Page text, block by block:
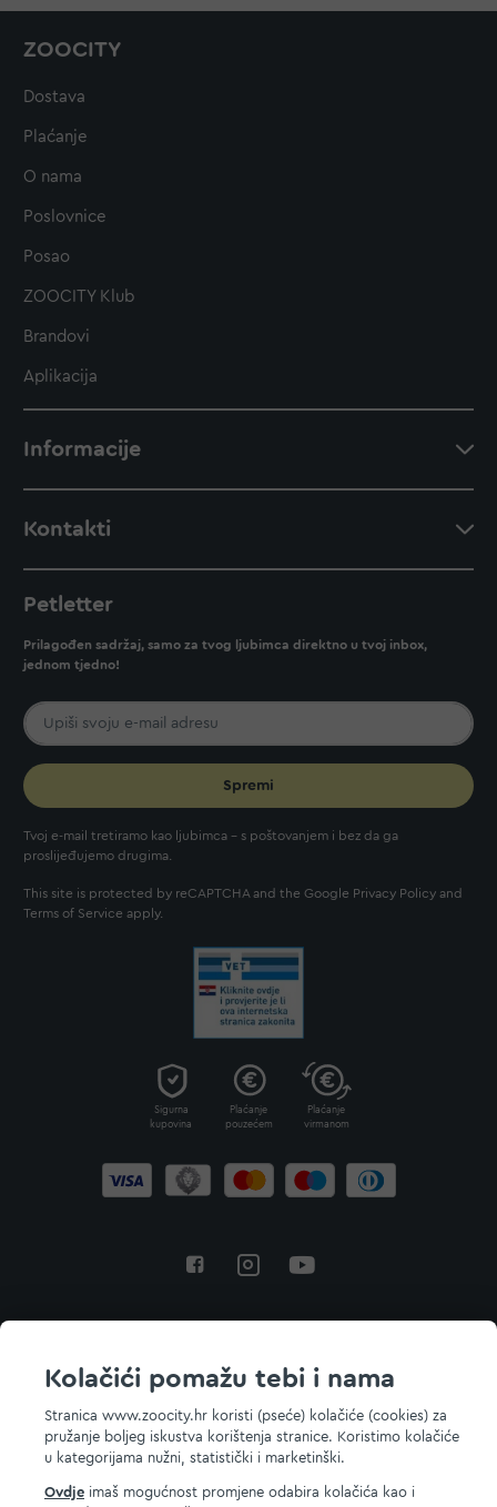
Kolačići pomažu tebi i nama
Stranica www.zoocity.hr koristi (pseće) kolačiće (cookies) za
pružanje boljeg iskustva korištenja stranice. Koristimo kolačiće
u kategorijama nužni, statistički i marketinški.
Ovdje imaš mogućnost promjene odabira kolačića kao i
ZOOCITY
Dostava
Plaćanje
O nama
Poslovnice
Posao
ZOOCITY Klub
Brandovi
Aplikacija
Informacije
Kontakti
Petletter
Prilagođen sadržaj, samo za tvog ljubimca direktno u tvoj inbox,
jednom tjedno!
Spremi
Tvoj e-mail tretiramo kao ljubimca - s poštovanjem i bez da ga
proslijeđujemo drugima.
This site is protected by reCAPTCHA and the Google Privacy Policy and
Terms of Service apply.
Sigurna
kupovina
Plaćanje
pouzećem
Plaćanje
virmanom
© 2026 ZOOCITY. Sva prava zadržana.